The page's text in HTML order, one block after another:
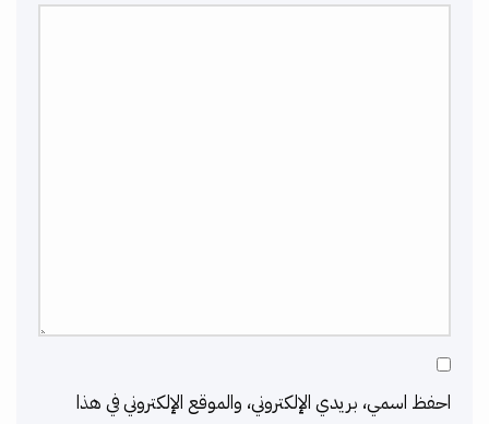
احفظ اسمي، بريدي الإلكتروني، والموقع الإلكتروني في هذا